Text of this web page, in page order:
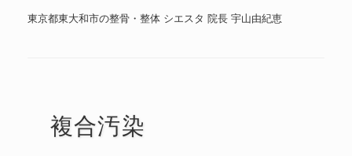
東京都東大和市の整骨・整体 シエスタ 院長 宇山由紀恵
複合汚染